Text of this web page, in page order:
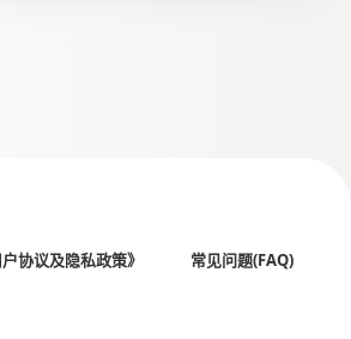
户协议及隐私政策》 常见问题(FAQ)